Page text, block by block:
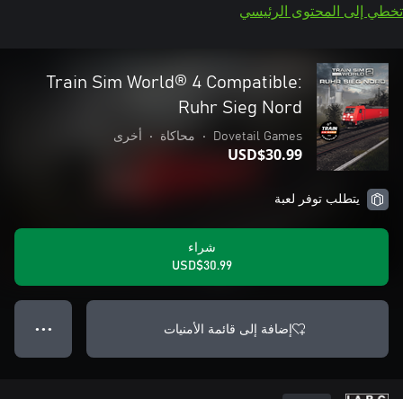
تخطي إلى المحتوى الرئيسي
Train Sim World® 4 Compatible:
Ruhr Sieg Nord
Dovetail Games
• محاكاة • أخرى
USD$30.99
يتطلب توفر لعبة
شراء
USD$30.99
إضافة إلى قائمة الأمنيات ● ● ●